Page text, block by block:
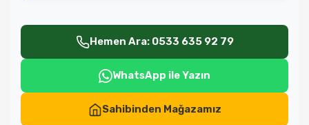
Hemen Ara: 0533 635 92 79
WhatsApp ile Yazın
Sahibinden Mağazamız